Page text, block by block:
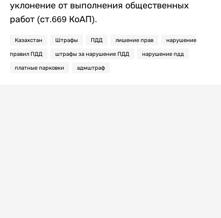
уклонение от выполнения общественных
работ (ст.669 КоАП).
Казахстан Штрафы ПДД лишение прав нарушение
правил ПДД штрафы за нарушение ПДД нарушение пдд
платные парковки адмштраф